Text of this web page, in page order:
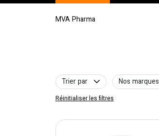
MVA Pharma
Trier par Nos marques
Réinitialiser les filtres